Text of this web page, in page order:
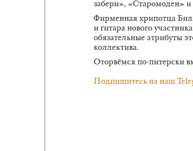
забери», «Старомоден»
Фирменная хрипотца
и гитара нового
обязательные атрибуты
коллектива.
Оторвёмся по-питерски
Подпишитесь на наш